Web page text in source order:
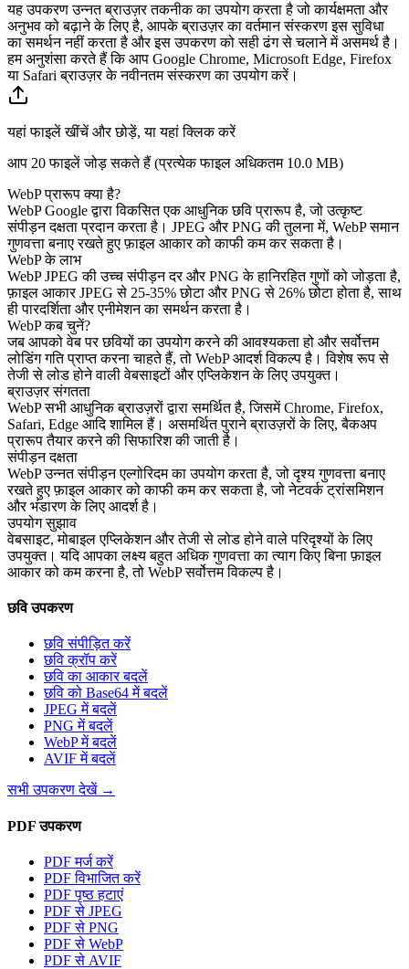
यह उपकरण उन्नत ब्राउज़र तकनीक का उपयोग करता है जो कार्यक्षमता और
अनुभव को बढ़ाने के लिए है, आपके ब्राउज़र का वर्तमान संस्करण इस सुविधा
का समर्थन नहीं करता है और इस उपकरण को सही ढंग से चलाने में असमर्थ है।
हम अनुशंसा करते हैं कि आप Google Chrome, Microsoft Edge, Firefox
या Safari ब्राउज़र के नवीनतम संस्करण का उपयोग करें।
यहां फाइलें खींचें और छोड़ें, या यहां क्लिक करें
आप 20 फाइलें जोड़ सकते हैं (प्रत्येक फाइल अधिकतम 10.0 MB)
WebP प्रारूप क्या है?
WebP Google द्वारा विकसित एक आधुनिक छवि प्रारूप है, जो उत्कृष्ट
संपीड़न दक्षता प्रदान करता है। JPEG और PNG की तुलना में, WebP समान
गुणवत्ता बनाए रखते हुए फ़ाइल आकार को काफी कम कर सकता है।
WebP के लाभ
WebP JPEG की उच्च संपीड़न दर और PNG के हानिरहित गुणों को जोड़ता है,
फ़ाइल आकार JPEG से 25-35% छोटा और PNG से 26% छोटा होता है, साथ
ही पारदर्शिता और एनीमेशन का समर्थन करता है।
WebP कब चुनें?
जब आपको वेब पर छवियों का उपयोग करने की आवश्यकता हो और सर्वोत्तम
लोडिंग गति प्राप्त करना चाहते हैं, तो WebP आदर्श विकल्प है। विशेष रूप से
तेजी से लोड होने वाली वेबसाइटों और एप्लिकेशन के लिए उपयुक्त।
ब्राउज़र संगतता
WebP सभी आधुनिक ब्राउज़रों द्वारा समर्थित है, जिसमें Chrome, Firefox,
Safari, Edge आदि शामिल हैं। असमर्थित पुराने ब्राउज़रों के लिए, बैकअप
प्रारूप तैयार करने की सिफारिश की जाती है।
संपीड़न दक्षता
WebP उन्नत संपीड़न एल्गोरिदम का उपयोग करता है, जो दृश्य गुणवत्ता बनाए
रखते हुए फ़ाइल आकार को काफी कम कर सकता है, जो नेटवर्क ट्रांसमिशन
और भंडारण के लिए आदर्श है।
उपयोग सुझाव
वेबसाइट, मोबाइल एप्लिकेशन और तेजी से लोड होने वाले परिदृश्यों के लिए
उपयुक्त। यदि आपका लक्ष्य बहुत अधिक गुणवत्ता का त्याग किए बिना फ़ाइल
आकार को कम करना है, तो WebP सर्वोत्तम विकल्प है।
छवि उपकरण
छवि संपीड़ित करें
छवि क्रॉप करें
छवि का आकार बदलें
छवि को Base64 में बदलें
JPEG में बदलें
PNG में बदलें
WebP में बदलें
AVIF में बदलें
सभी उपकरण देखें→
PDF उपकरण
PDF मर्ज करें
PDF विभाजित करें
PDF पृष्ठ हटाएं
PDF से JPEG
PDF से PNG
PDF से WebP
PDF से AVIF